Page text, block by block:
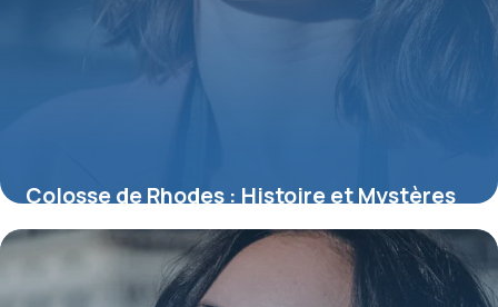
Colosse de Rhodes : Histoire et Mystères
2026